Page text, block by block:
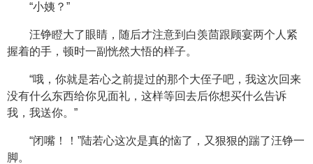
“小姨？”
汪铮瞪大了眼睛，随后才注意到白羡茴跟顾宴两个人紧
握着的手，顿时一副恍然大悟的样子。
“哦，你就是若心之前提过的那个大侄子吧，我这次回来
没有什么东西给你见面礼，这样等回去后你想买什么告诉
我，我送你。”
“闭嘴！！”陆若心这次是真的恼了，又狠狠的踹了汪铮一
脚。